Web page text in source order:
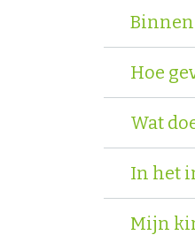
Hoe
Wat
In het
Mijn